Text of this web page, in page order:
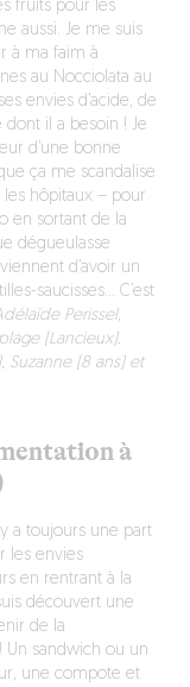
fruits pour les
aussi. Je me suis
à ma faim à
au Nocciolata au
envies d’acide, de
il a besoin ! Je
d’une bonne
ça me scandalise
hôpitaux – pour
en sortant de la
dégueulasse
d’avoir un
saucisses… C’est
Perissel,
(Lancieux).
Suzanne (8 ans) et
à
a toujours une part
les envies
en rentrant à la
découvert une
de la
sandwich ou un
une compote et